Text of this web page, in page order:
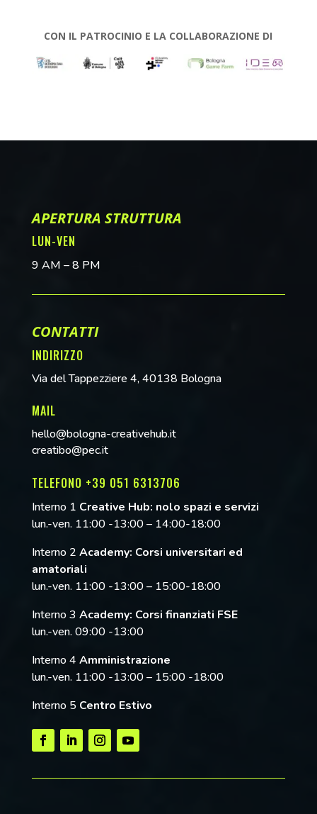
CON IL PATROCINIO E LA COLLABORAZIONE DI
APERTURA STRUTTURA
LUN-VEN
9 AM – 8 PM
CONTATTI
INDIRIZZO
Via del Tappezziere 4, 40138 Bologna
MAIL
hello@bologna-creativehub.it
creatibo@pec.it
TELEFONO +39 051 6313706
Interno 1 Creative Hub: nolo spazi e servizi
lun.-ven. 11:00 -13:00 – 14:00-18:00
Interno 2 Academy: Corsi universitari ed
amatoriali
lun.-ven. 11:00 -13:00 – 15:00-18:00
Interno 3 Academy: Corsi finanziati FSE
lun.-ven. 09:00 -13:00
Interno 4 Amministrazione
lun.-ven. 11:00 -13:00 – 15:00 -18:00
Interno 5 Centro Estivo